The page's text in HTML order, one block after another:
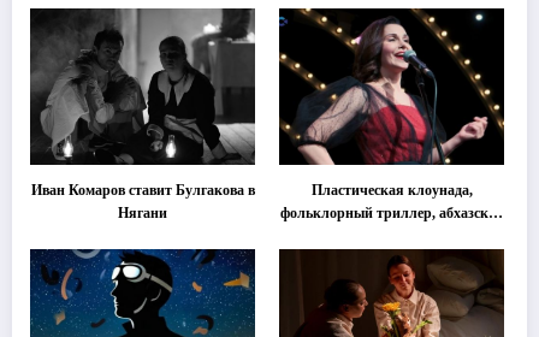
Иван Комаров ставит Булгакова в
Нягани
Пластическая клоунада,
фольклорный триллер, абхазская
втором этапе фестиваля
«Монокль»